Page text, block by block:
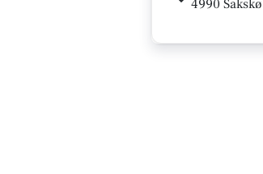
4990